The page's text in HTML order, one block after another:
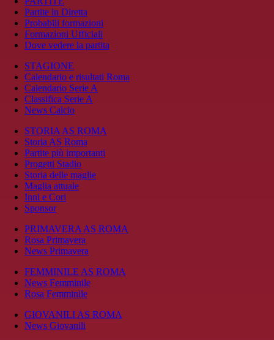
Partite in Diretta
Probabili formazioni
Formazioni Ufficiali
Dove vedere la partita
STAGIONE
Calendario e risultati Roma
Calendario Serie A
Classifica Serie A
News Calcio
STORIA AS ROMA
Storia AS Roma
Partite più importanti
Progetti Stadio
Storia delle maglie
Maglia attuale
Inni e Cori
Sponsor
PRIMAVERA AS ROMA
Rosa Primavera
News Primavera
FEMMINILE AS ROMA
News Femminile
Rosa Femminile
GIOVANILI AS ROMA
News Giovanili